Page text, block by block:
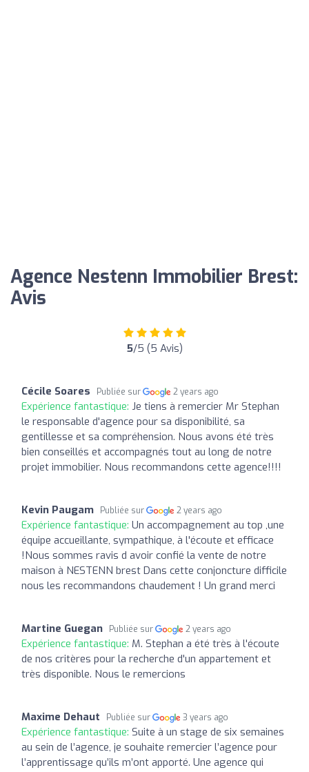
Agence Nestenn Immobilier Brest:
Avis
5/5 (5 Avis)
Cécile Soares Publiée sur 2 years ago
Expérience fantastique: Je tiens à remercier Mr Stephan
le responsable d'agence pour sa disponibilité, sa
gentillesse et sa compréhension. Nous avons été très
bien conseillés et accompagnés tout au long de notre
projet immobilier. Nous recommandons cette agence!!!!
Kevin Paugam Publiée sur 2 years ago
Expérience fantastique: Un accompagnement au top ,une
équipe accueillante, sympathique, à l'écoute et efficace
!Nous sommes ravis d avoir confié la vente de notre
maison à NESTENN brest Dans cette conjoncture difficile
nous les recommandons chaudement ! Un grand merci
Martine Guegan Publiée sur 2 years ago
Expérience fantastique: M. Stephan a été très à l'écoute
de nos critères pour la recherche d'un appartement et
très disponible. Nous le remercions
Maxime Dehaut Publiée sur 3 years ago
Expérience fantastique: Suite à un stage de six semaines
au sein de l’agence, je souhaite remercier l’agence pour
l’apprentissage qu’ils m’ont apporté. Une agence qui